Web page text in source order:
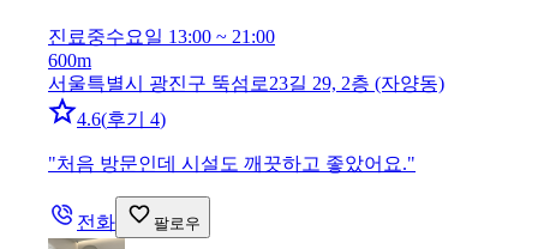
진료중수요일 13:00 ~ 21:00
600m
서울특별시 광진구 뚝섬로23길 29, 2층 (자양동)
4.6(후기 4)
"처음 방문인데 시설도 깨끗하고 좋았어요."
전화 팔로우